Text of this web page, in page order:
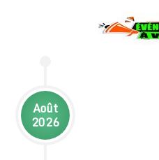
Août
2026